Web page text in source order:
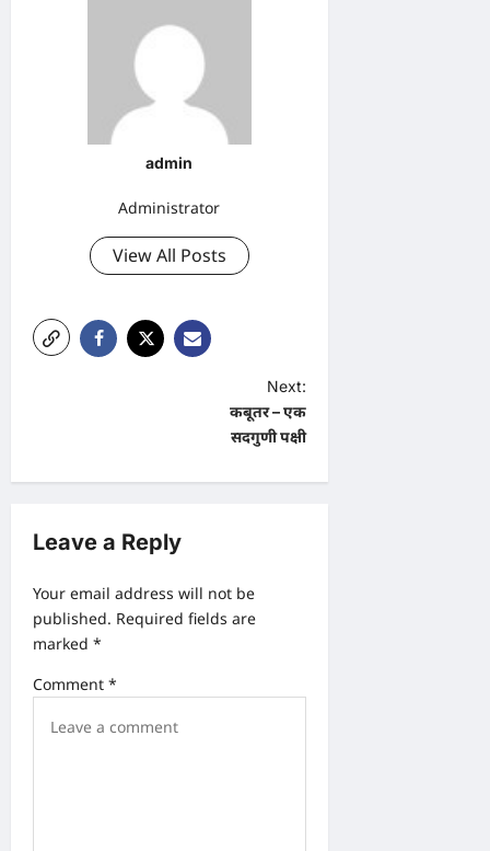
admin
Administrator
View All Posts
t
a
v
i
a
Next:
कबूतर – एक
सदगुणी पक्षी
Leave a Reply
Your email address will not be
published. Required fields are
marked *
Comment *